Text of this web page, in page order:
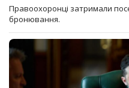
Правоохоронці затримали
бронювання.